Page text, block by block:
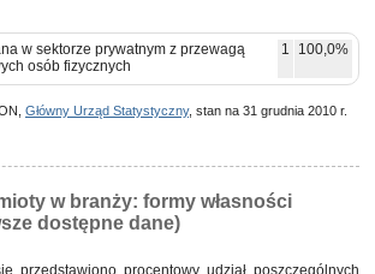
w sektorze prywatnym z przewagą
osób fizycznych
1 100,0%
Główny Urząd Statystyczny, stan na 31 grudnia 2010 r.
w branży: formy własności
dostępne dane)
przedstawiono procentowy udział poszczególnych